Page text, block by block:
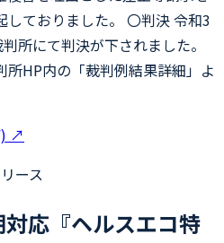
しておりました。 〇判決 令和3
所にて判決が下されました。
所HP内の「裁判例結果詳細」よ
↗
ース
応『ヘルスエコ特